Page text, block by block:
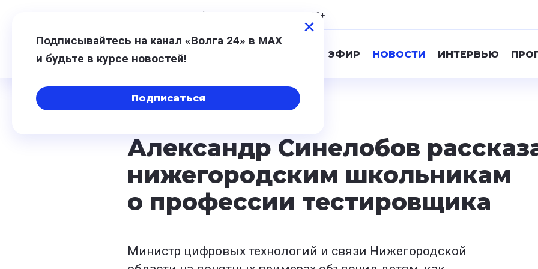
16+
ПРЯМОЙ ЭФИР НОВОСТИ ИНТЕРВЬЮ
Александр Синелобов
нижегородским школьникам
о профессии тестировщика
Министр цифровых технологий и связи Нижегородской
Подписывайтесь на канал «Волга 24» в МАХ
и будьте в курсе новостей!
Подписаться